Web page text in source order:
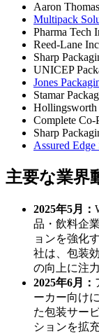
Aaron
Multipack
Pharma Tech
Reed-Lane
Sharp
UNICEP
Jones
Stamar
Complete Co-
Sharp
Assured Edge
主要な業界
2025年5月：
品・飲料企
ョンを強化
社は、包装
の向上に注力
2025年6月：
ーカー向け
た包装サー
ションを拡